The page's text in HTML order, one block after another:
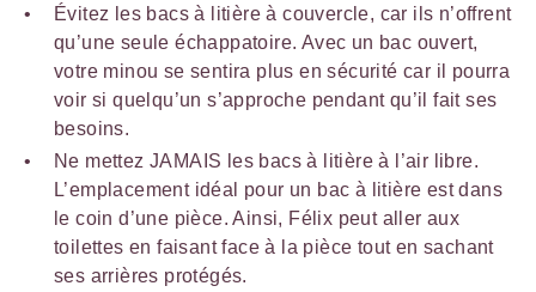
Évitez les bacs à litière à couvercle, car ils n’offrent
qu’une seule échappatoire. Avec un bac ouvert,
votre minou se sentira plus en sécurité car il pourra
voir si quelqu’un s’approche pendant qu’il fait ses
besoins.
Ne mettez JAMAIS les bacs à litière à l’air libre.
L’emplacement idéal pour un bac à litière est dans
le coin d’une pièce. Ainsi, Félix peut aller aux
toilettes en faisant face à la pièce tout en sachant
ses arrières protégés.